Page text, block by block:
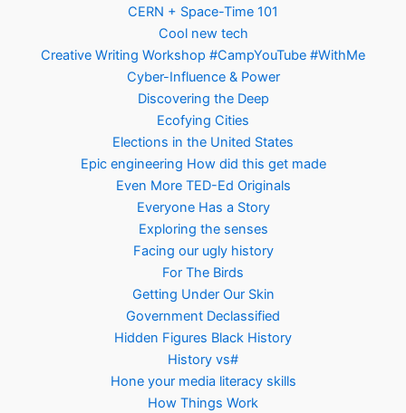
CERN + Space-Time 101
Cool new tech
Creative Writing Workshop #CampYouTube #WithMe
Cyber-Influence & Power
Discovering the Deep
Ecofying Cities
Elections in the United States
Epic engineering How did this get made
Even More TED-Ed Originals
Everyone Has a Story
Exploring the senses
Facing our ugly history
For The Birds
Getting Under Our Skin
Government Declassified
Hidden Figures Black History
History vs#
Hone your media literacy skills
How Things Work